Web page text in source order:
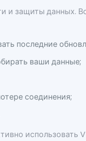
защиты данных.
последние
ваши данные;
соединения;
использовать